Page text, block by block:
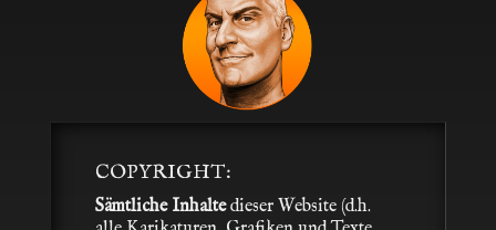
COPYRIGHT:
Sämtliche Inhaltedieser Website (d.h.